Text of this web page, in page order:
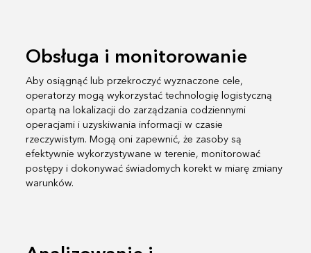
Obsługa i monitorowanie
Aby osiągnąć lub przekroczyć wyznaczone cele,
operatorzy mogą wykorzystać technologię logistyczną
opartą na lokalizacji do zarządzania codziennymi
operacjami i uzyskiwania informacji w czasie
rzeczywistym. Mogą oni zapewnić, że zasoby są
efektywnie wykorzystywane w terenie, monitorować
postępy i dokonywać świadomych korekt w miarę zmiany
warunków.